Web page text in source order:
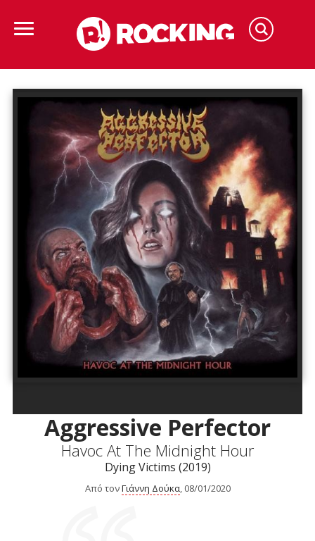
Aggressive Perfector
Havoc At The Midnight Hour
Dying Victims (2019)
Από τονΓιάννη Δούκα, 08/01/2020